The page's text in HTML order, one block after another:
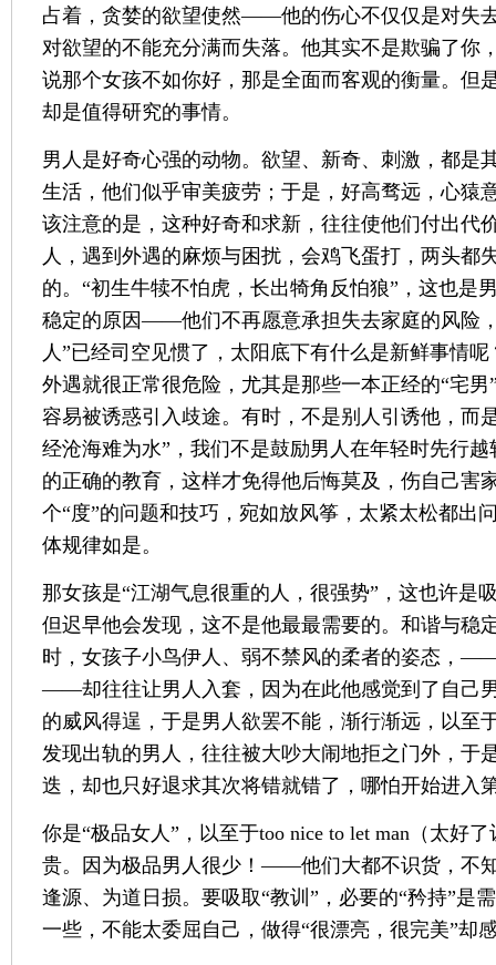
占着，贪婪的欲望使然——他的伤心不仅仅是对失
对欲望的不能充分满而失落。他其实不是欺骗了你
说那个女孩不如你好，那是全面而客观的衡量。但
却是值得研究的事情。
男人是好奇心强的动物。欲望、新奇、刺激，都是
生活，他们似乎审美疲劳；于是，好高骛远，心猿
该注意的是，这种好奇和求新，往往使他们付出代
人，遇到外遇的麻烦与困扰，会鸡飞蛋打，两头都
的。“初生牛犊不怕虎，长出犄角反怕狼”，这也是
稳定的原因——他们不再愿意承担失去家庭的风险
人”已经司空见惯了，太阳底下有什么是新鲜事情
外遇就很正常很危险，尤其是那些一本正经的“宅男
容易被诱惑引入歧途。有时，不是别人引诱他，而
经沧海难为水”，我们不是鼓励男人在年轻时先行
的正确的教育，这样才免得他后悔莫及，伤自己
个“度”的问题和技巧，宛如放风筝，太紧太松都出
体规律如是。
那女孩是“江湖气息很重的人，很强势”，这也许是
但迟早他会发现，这不是他最最需要的。和谐与稳
时，女孩子小鸟伊人、弱不禁风的柔者的姿态，
——却往往让男人入套，因为在此他感觉到了自己
的威风得逞，于是男人欲罢不能，渐行渐远，以至
发现出轨的男人，往往被大吵大闹地拒之门外，于
迭，却也只好退求其次将错就错了，哪怕开始进入
你是“极品女人”，以至于too nice to let man（太好
贵。因为极品男人很少！——他们大都不识货，不
逢源、为道日损。要吸取“教训”，必要的“矜持”是
一些，不能太委屈自己，做得“很漂亮，很完美”却